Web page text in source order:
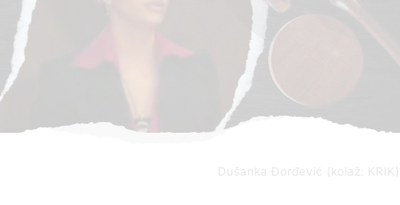
Dušanka Đorđević (kolaž: KRIK)